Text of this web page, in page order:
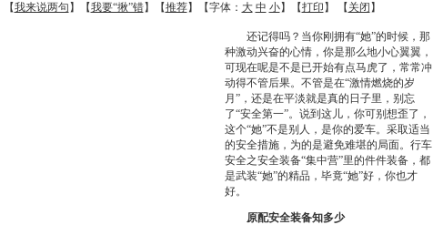
我来说两句 】【我要“揪”错】【推荐】【字体： 大 中 小】【打印 】 【 关闭 】
还记得吗？当你刚拥有“她”的时候，那
种激动兴奋的心情，你是那么地小心翼翼，
可现在呢是不是已开始有点马虎了，常常冲
动得不管后果。不管是在“激情燃烧的岁
月”，还是在平淡就是真的日子里，别忘
了“安全第一”。说到这儿，你可别想歪了，
这个“她”不是别人，是你的爱车。采取适当
的安全措施，为的是避免难堪的局面。行车
安全之安全装备“集中营”里的件件装备，都
是武装“她”的精品，毕竟“她”好，你也才
好。
原配安全装备知多少